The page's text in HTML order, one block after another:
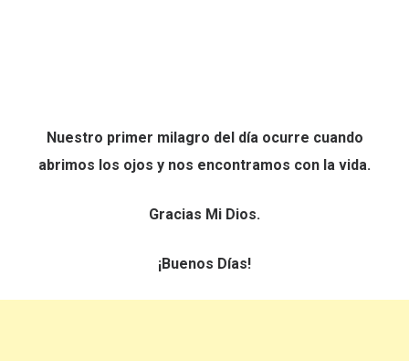
Nuestro primer milagro del día ocurre cuando
abrimos los ojos y nos encontramos con la vida.
Gracias Mi Dios.
¡Buenos Días!